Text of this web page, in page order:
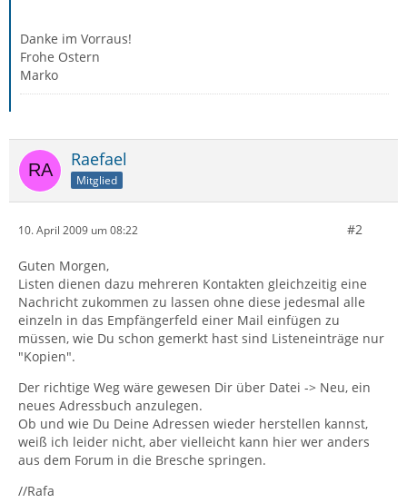
Danke im Vorraus!
Frohe Ostern
Marko
Raefael
Mitglied
10. April 2009 um 08:22 #2
Guten Morgen,
Listen dienen dazu mehreren Kontakten gleichzeitig eine
Nachricht zukommen zu lassen ohne diese jedesmal alle
einzeln in das Empfängerfeld einer Mail einfügen zu
müssen, wie Du schon gemerkt hast sind Listeneinträge nur
"Kopien".
Der richtige Weg wäre gewesen Dir über Datei -> Neu, ein
neues Adressbuch anzulegen.
Ob und wie Du Deine Adressen wieder herstellen kannst,
weiß ich leider nicht, aber vielleicht kann hier wer anders
aus dem Forum in die Bresche springen.
//Rafa